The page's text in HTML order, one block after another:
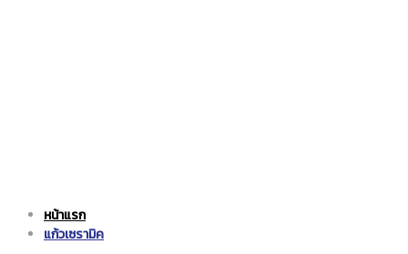
ราคา
เซรามิค
หน้าแรก
แก้วเซรามิค